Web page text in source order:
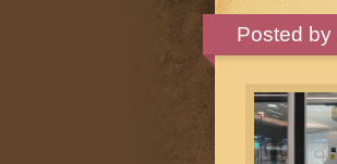
Posted by